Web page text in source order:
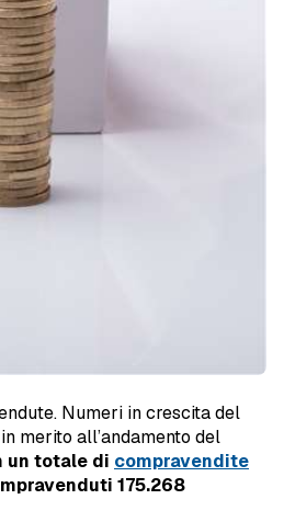
Numeri in crescita del
merito all’andamento del
un totale di compravendite
175.268